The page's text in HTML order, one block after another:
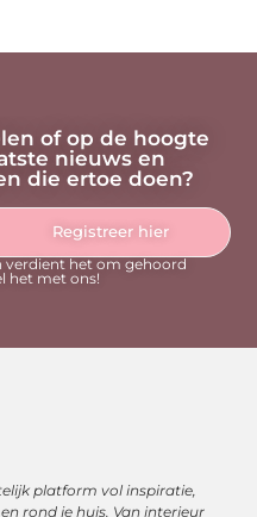
of op de hoogte
nieuws en
die ertoe doen?
Registreer hier
verdient het om gehoord
het met ons!
platform vol inspiratie,
rond je huis. Van interieur